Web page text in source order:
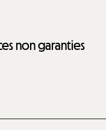
non garanties